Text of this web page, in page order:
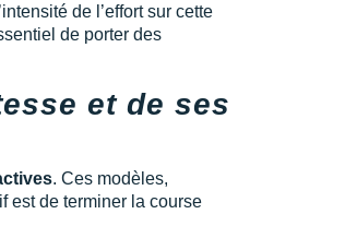
de l’effort sur cette
de porter des
et de ses
. Ces modèles,
est de terminer la course